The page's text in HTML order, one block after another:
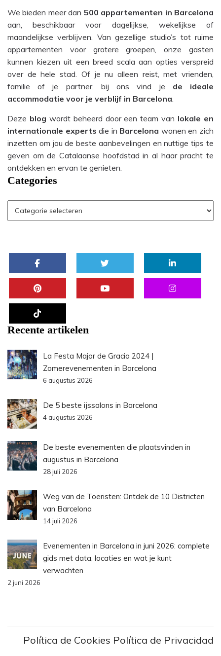
We bieden meer dan 500 appartementen in Barcelona
aan, beschikbaar voor dagelijkse, wekelijkse of
maandelijkse verblijven. Van gezellige studio’s tot ruime
appartementen voor grotere groepen, onze gasten
kunnen kiezen uit een breed scala aan opties verspreid
over de hele stad. Of je nu alleen reist, met vrienden,
familie of je partner, bij ons vind je de ideale
accommodatie voor je verblijf in Barcelona
Deze blog wordt beheerd door een team van lokale en
internationale experts die in Barcelona wonen en zich
inzetten om jou de beste aanbevelingen en nuttige tips te
geven om de Catalaanse hoofdstad in al haar pracht te
ontdekken en ervan te genieten.
Categories
Recente artikelen
La Festa Major de Gracia 2024 |
Zomerevenementen in Barcelona
6 augustus 2026
De 5 beste ijssalons in Barcelona
4 augustus 2026
De beste evenementen die plaatsvinden in
augustus in Barcelona
28 juli 2026
Weg van de Toeristen: Ontdek de 10 Districten
van Barcelona
14 juli 2026
Evenementen in Barcelona in juni 2026: complete
gids met data, locaties en wat je kunt
verwachten
2 juni 2026
Política de Cookies Política de Privacidad